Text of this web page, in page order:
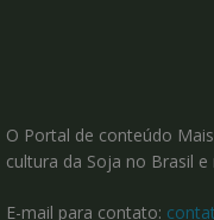
O Portal de conteúdo
cultura da Soja no Brasil
E-mail para contato: